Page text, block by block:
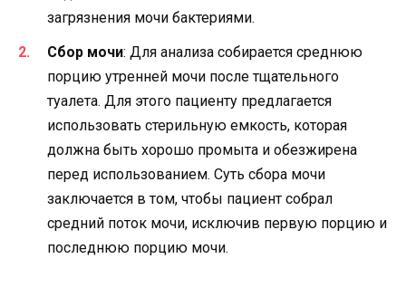
загрязнения мочи бактериями.
Сбор мочи: Для анализа собирается среднюю
порцию утренней мочи после тщательного
туалета. Для этого пациенту предлагается
использовать стерильную емкость, которая
должна быть хорошо промыта и обезжирена
перед использованием. Суть сбора мочи
заключается в том, чтобы пациент собрал
средний поток мочи, исключив первую порцию и
последнюю порцию мочи.